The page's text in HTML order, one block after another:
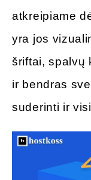
atkreipiame
yra jos
šriftai, spalvų
ir bendras
suderinti ir